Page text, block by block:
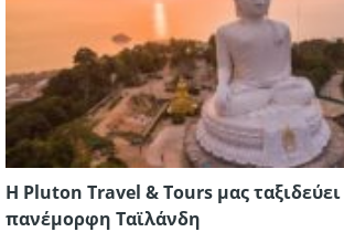
Η Pluton Travel & Tours μας
πανέμορφη Ταϊλάνδη